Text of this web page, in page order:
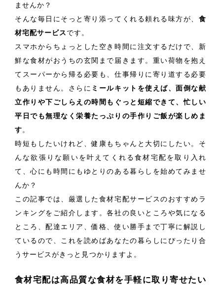
ませんか？
そんな毎日にそっと寄り添ってくれる頼れる味方が、 食
材宅配サービスです。
スマホからちょっとした空き時間に注文するだけで、新
鮮な食材がおうちの玄関まで届きます。重い荷物を抱え
てスーパーから帰る必要も、仕事帰りに寄り道する必要
もありません。さらに ミールキットを使えば、面倒な献
立作りや下ごしらえの時間もぐっと短縮できて、忙しい
平日でも無理なく栄養たっぷりの手作りご飯が楽しめま
す。
時短もしたいけれど、健康もちゃんと大切にしたい。そ
んな欲張りな願いを叶えてくれる食材宅配を取り入れ
て、心にも時間にもゆとりのある暮らしを始めてみませ
んか？
この記事では、厳選した食材宅配サービスのおすすめラ
ンキングをご紹介します。各社の良いところや気になる
ところ、配達エリア、価格、使い勝手まで丁寧に解説し
ているので、これを読めばあなたの暮らしにぴったり合
うサービスがきっと見つかりますよ。
食材宅配は高品質な食材を手軽に取り寄せたい